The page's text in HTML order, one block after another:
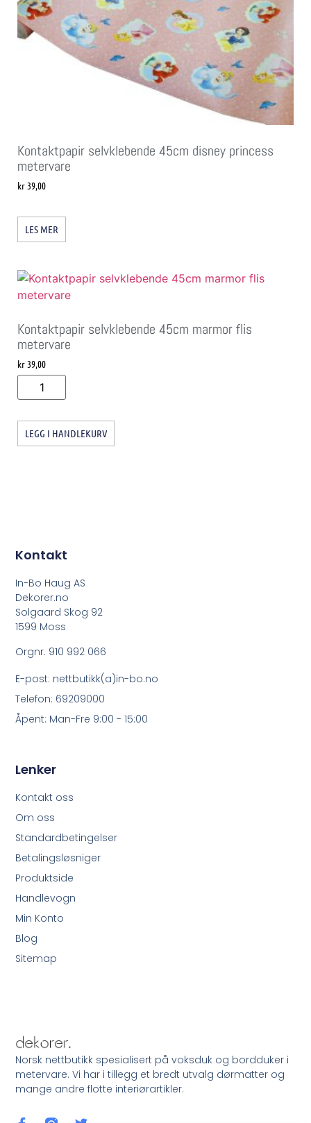
Kontaktpapir selvklebende 45cm disney princess
metervare
kr39,00
LES MER
Kontaktpapir selvklebende 45cm marmor flis
metervare
kr39,00
LEGG I HANDLEKURV
Norsk nettbutikk spesialisert på voksduk og bordduker i
metervare. Vi har i tillegg et bredt utvalg dørmatter og
mange andre flotte interiørartikler.
Lenker
Kontakt oss
Om oss
Standardbetingelser
Betalingsløsniger
Produktside
Handlevogn
Min Konto
Blog
Sitemap
Kontakt
In-Bo Haug AS
Dekorer.no
Solgaard Skog 92
1599 Moss
Orgnr. 910 992 066
E-post: nettbutikk(a)in-bo.no
Telefon: 69209000
Åpent: Man-Fre 9:00 - 15:00